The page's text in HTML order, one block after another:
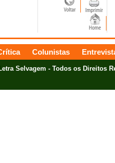
Colunistas
Selvagem - Todos os Direitos